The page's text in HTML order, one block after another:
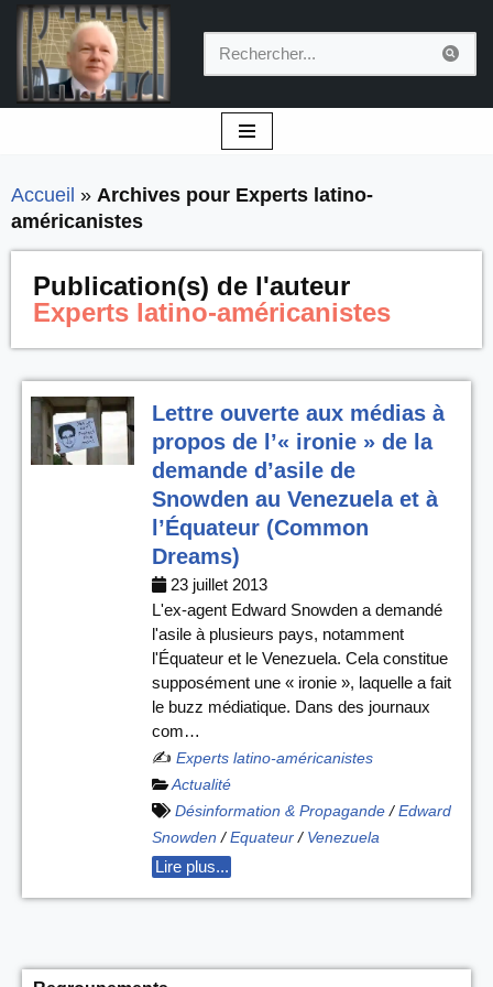
Aller
au
contenu
Accueil » Archives pour Experts latino-
américanistes
Publication(s) de l'auteur
Experts latino-américanistes
Lettre ouverte aux médias à
propos de l’« ironie » de la
demande d’asile de
Snowden au Venezuela et à
l’Équateur (Common
Dreams)
23 juillet 2013
L'ex-agent Edward Snowden a demandé
l'asile à plusieurs pays, notamment
l'Équateur et le Venezuela. Cela constitue
supposément une « ironie », laquelle a fait
le buzz médiatique. Dans des journaux
com…
✍️ Experts latino-américanistes
Actualité
Désinformation & Propagande / Edward
Snowden / Equateur / Venezuela
Lire plus...